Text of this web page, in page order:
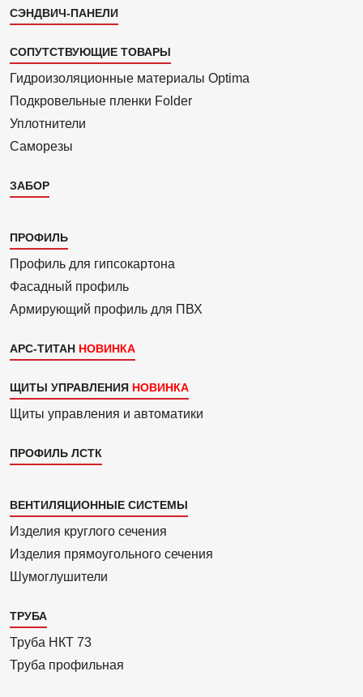
СЭНДВИЧ-ПАНЕЛИ
СОПУТСТВУЮЩИЕ ТОВАРЫ
Гидроизоля­ционные материалы Optima
Подкровель­ные пленки Folder
Уплотнители
Саморезы
ЗАБОР
Каталог
3
ПРОФИЛЬ
Профиль для гипсо­картона
Фасадный профиль
Армиру­ю­щий профиль для ПВХ
АРС-ТИТАН
ЩИТЫ УПРАВЛЕНИЯ
Щиты управления и автоматики
ПРОФИЛЬ ЛСТК
Каталог
4
ВЕНТИЛЯЦИОННЫЕ СИСТЕМЫ
Изделия круглого сечения
Изделия прямоуголь­ного сечения
Шумоглушители
ТРУБА
Труба НКТ 73
Труба профильная